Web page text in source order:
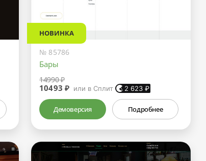
НОВИНКА
№ 85786
Бары
14990 ₽
10493 ₽ или в Сплит 2 623 ₽
Демоверсия Подробнее